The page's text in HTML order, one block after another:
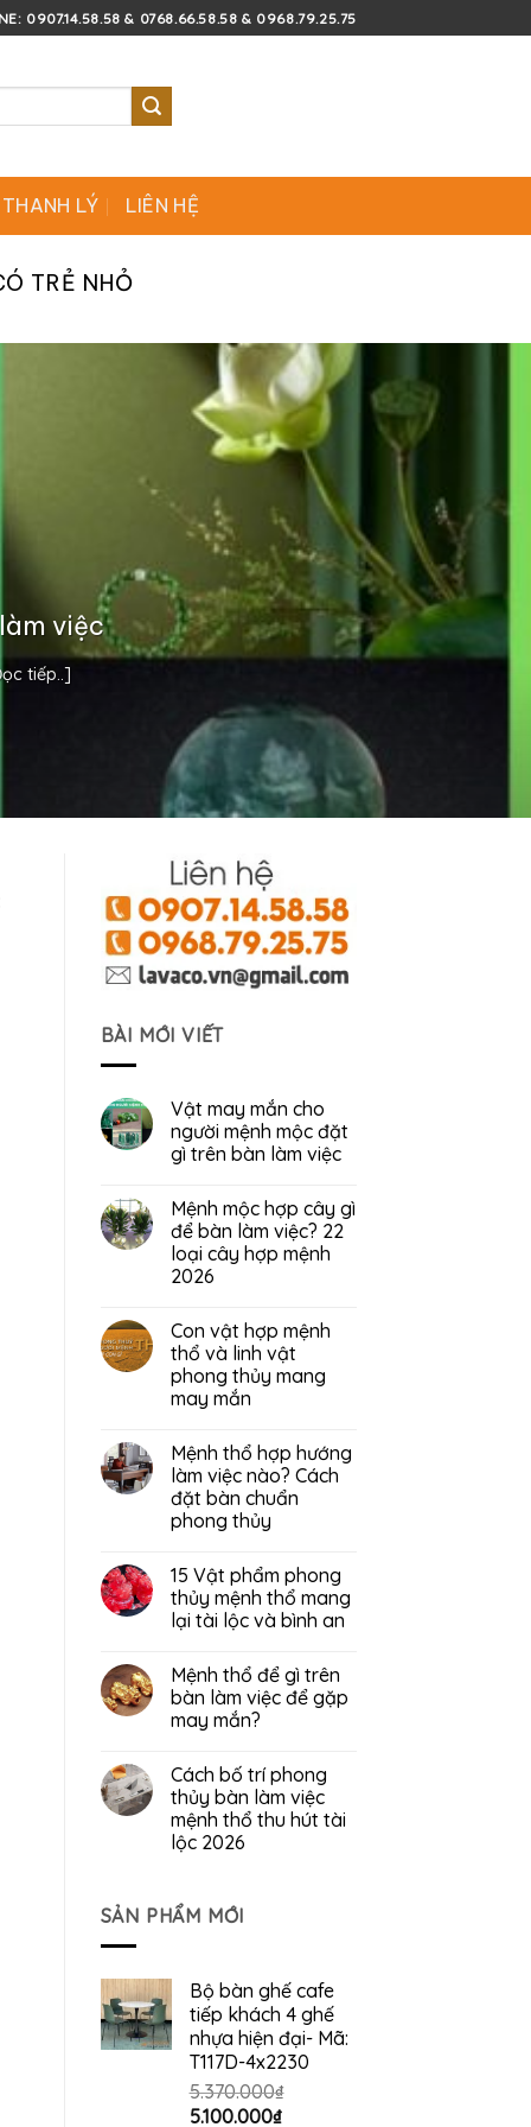
0907.14.58.58 & 0768.66.58.58 & 0968.79.25.75
LÝ LIÊN HỆ
TRẺ NHỎ
việc
tiếp..]
BÀI MỚI VIẾT
Vật may mắn cho
người mệnh mộc đặt
gì trên bàn làm việc
Mệnh mộc hợp cây gì
để bàn làm việc? 22
loại cây hợp mệnh
2026
Con vật hợp mệnh
thổ và linh vật
phong thủy mang
may mắn
Mệnh thổ hợp hướng
làm việc nào? Cách
đặt bàn chuẩn
phong thủy
15 Vật phẩm phong
thủy mệnh thổ mang
lại tài lộc và bình an
Mệnh thổ để gì trên
bàn làm việc để gặp
may mắn?
Cách bố trí phong
thủy bàn làm việc
mệnh thổ thu hút tài
lộc 2026
SẢN PHẨM MỚI
Bộ bàn ghế cafe
tiếp khách 4 ghế
nhựa hiện đại- Mã:
T117D-4x2230
5.370.000₫
Giá
5.100.000₫Giá